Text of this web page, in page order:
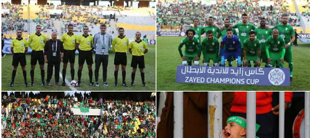
الدوري الإسباني
الدوري الإيطالي
الدوري الألماني
الدوري الفرنسي
الدوري السعودي للمحترفين